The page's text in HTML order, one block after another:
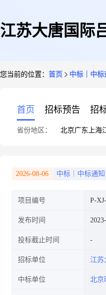
江苏大唐国际
您当前的位置： 首页 中标｜中标
首页 招标预告 招
省份地区： 北京广东 上海
2026-08-06 中标｜中标通知
项目编号 P-
发布时间
投标截止时间
招标单位 江苏
中标单位 北京